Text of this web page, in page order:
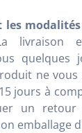
les
livraison
quelques
ne vous
jours à
un retour
emballage